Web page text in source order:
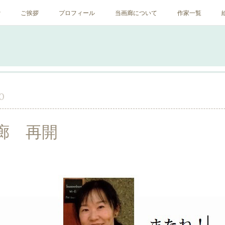
ご挨拶 プロフィール 当画廊について 作家一覧
再開